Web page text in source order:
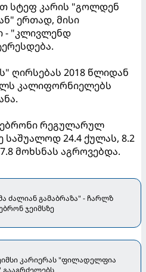
სტეფ კარის "გოლდენ
ერთად, მისი
- "კლივლენდ
ღირსებას 2018 წლიდან
კალიფორნიელებს
რეგულარულ
საშუალოდ 24.4 ქულას, 8.2
მოხსნას აგროვებდა.
ძალიან გამაბრაზა" - ჩარლზ
ჯეიმსზე
კარიერას "ფილადელფია
გააგრძელებს